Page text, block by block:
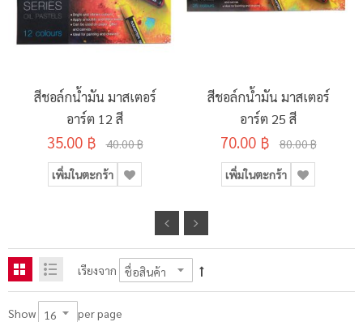
สีชอล์กน้ำมัน มาสเตอร์
อาร์ต 12 สี
35.00 ฿ 40.00 ฿
เพิ่มในตะกร้า
สีชอล์กน้ำมัน มาสเตอร์
อาร์ต 25 สี
70.00 ฿ 80.00 ฿
เพิ่มในตะกร้า
เรียงจาก
Show per page